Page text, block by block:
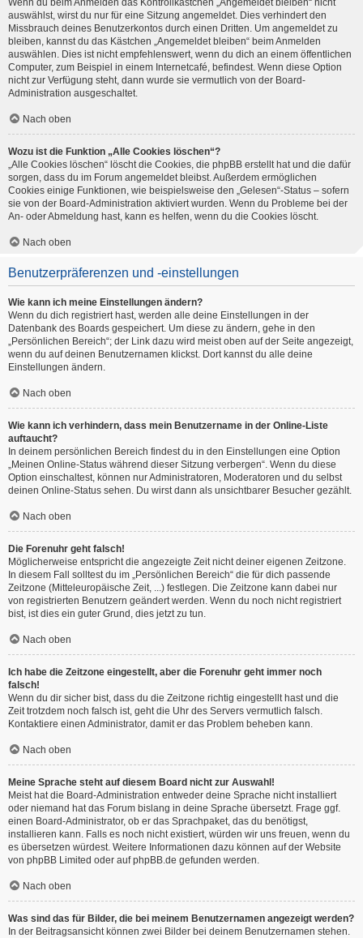
Wenn du beim Anmelden das Kontrollkästchen „Angemeldet bleiben“ nicht
auswählst, wirst du nur für eine Sitzung angemeldet. Dies verhindert den
Missbrauch deines Benutzerkontos durch einen Dritten. Um angemeldet zu
bleiben, kannst du das Kästchen „Angemeldet bleiben“ beim Anmelden
auswählen. Dies ist nicht empfehlenswert, wenn du dich an einem öffentlichen
Computer, zum Beispiel in einem Internetcafé, befindest. Wenn diese Option
nicht zur Verfügung steht, dann wurde sie vermutlich von der Board-
Administration ausgeschaltet.
Nach oben
Wozu ist die Funktion „Alle Cookies löschen“?
„Alle Cookies löschen“ löscht die Cookies, die phpBB erstellt hat und die dafür
sorgen, dass du im Forum angemeldet bleibst. Außerdem ermöglichen
Cookies einige Funktionen, wie beispielsweise den „Gelesen“-Status – sofern
sie von der Board-Administration aktiviert wurden. Wenn du Probleme bei der
An- oder Abmeldung hast, kann es helfen, wenn du die Cookies löscht.
Nach oben
Benutzerpräferenzen und -einstellungen
Wie kann ich meine Einstellungen ändern?
Wenn du dich registriert hast, werden alle deine Einstellungen in der
Datenbank des Boards gespeichert. Um diese zu ändern, gehe in den
„Persönlichen Bereich“; der Link dazu wird meist oben auf der Seite angezeigt,
wenn du auf deinen Benutzernamen klickst. Dort kannst du alle deine
Einstellungen ändern.
Nach oben
Wie kann ich verhindern, dass mein Benutzername in der Online-Liste
auftaucht?
In deinem persönlichen Bereich findest du in den Einstellungen eine Option
„Meinen Online-Status während dieser Sitzung verbergen“. Wenn du diese
Option einschaltest, können nur Administratoren, Moderatoren und du selbst
deinen Online-Status sehen. Du wirst dann als unsichtbarer Besucher gezählt.
Nach oben
Die Forenuhr geht falsch!
Möglicherweise entspricht die angezeigte Zeit nicht deiner eigenen Zeitzone.
In diesem Fall solltest du im „Persönlichen Bereich“ die für dich passende
Zeitzone (Mitteleuropäische Zeit, ...) festlegen. Die Zeitzone kann dabei nur
von registrierten Benutzern geändert werden. Wenn du noch nicht registriert
bist, ist dies ein guter Grund, dies jetzt zu tun.
Nach oben
Ich habe die Zeitzone eingestellt, aber die Forenuhr geht immer noch
falsch!
Wenn du dir sicher bist, dass du die Zeitzone richtig eingestellt hast und die
Zeit trotzdem noch falsch ist, geht die Uhr des Servers vermutlich falsch.
Kontaktiere einen Administrator, damit er das Problem beheben kann.
Nach oben
Meine Sprache steht auf diesem Board nicht zur Auswahl!
Meist hat die Board-Administration entweder deine Sprache nicht installiert
oder niemand hat das Forum bislang in deine Sprache übersetzt. Frage ggf.
einen Board-Administrator, ob er das Sprachpaket, das du benötigst,
installieren kann. Falls es noch nicht existiert, würden wir uns freuen, wenn du
es übersetzen würdest. Weitere Informationen dazu können auf der Website
von phpBB Limited oder aufphpBB.de gefunden werden.
Nach oben
Was sind das für Bilder, die bei meinem Benutzernamen angezeigt werden?
In der Beitragsansicht können zwei Bilder bei deinem Benutzernamen stehen.